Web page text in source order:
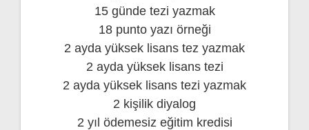
15 günde tezi yazmak
18 punto yazı örneği
2 ayda yüksek lisans tez yazmak
2 ayda yüksek lisans tezi
2 ayda yüksek lisans tezi yazmak
2 kişilik diyalog
2 yıl ödemesiz eğitim kredisi